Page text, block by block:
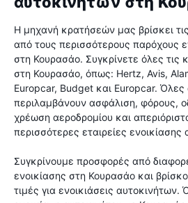
Η μηχανή κρατήσεών μας βρίσκει
από τους περισσότερους παρόχους
στη Κουρασάο. Συγκρίνετε όλες τις
στη Κουρασάο, όπως: Hertz, Avis,
Europcar, Budget και Europcar. Όλες
περιλαμβάνουν ασφάλιση, φόρους,
χρέωση αεροδρομίου και
περισσότερες εταιρείες ενοικίασης
Συγκρίνουμε προσφορές από
ενοικίασης στη Κουρασάο και
τιμές για ενοικιάσεις αυτοκινήτων.